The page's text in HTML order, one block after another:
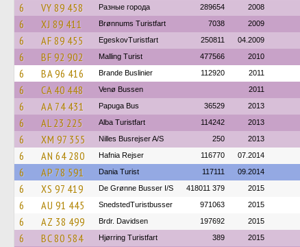
6 VY 89 458 Разные города 289654 2008
6 XJ 89 411 Brønnums Turistfart 7038 2009
6 AF 89 455 EgeskovTuristfart 250811 04.2009
6 BF 92 902 Malling Turist 477566 2010
6 BA 96 416 Brande Buslinier 112920 2011
6 CA 40 448 Venø Bussen 2011
6 AA 74 431 Papuga Bus 36529 2013
6 AL 23 225 Alba Turistfart 114242 2013
6 XM 97 355 Nilles Busrejser A/S 250 2013
6 AN 64 280 Hafnia Rejser 116770 07.2014
6 AP 78 591 Dania Turist 117111 09.2014
6 XS 97 419 De Grønne Busser I/S 418011 379 2015
6 AU 91 445 SnedstedTuristbusser 971063 2015
6 AZ 38 499 Brdr. Davidsen 197692 2015
6 BC 80 584 Hjørring Turistfart 389 2015